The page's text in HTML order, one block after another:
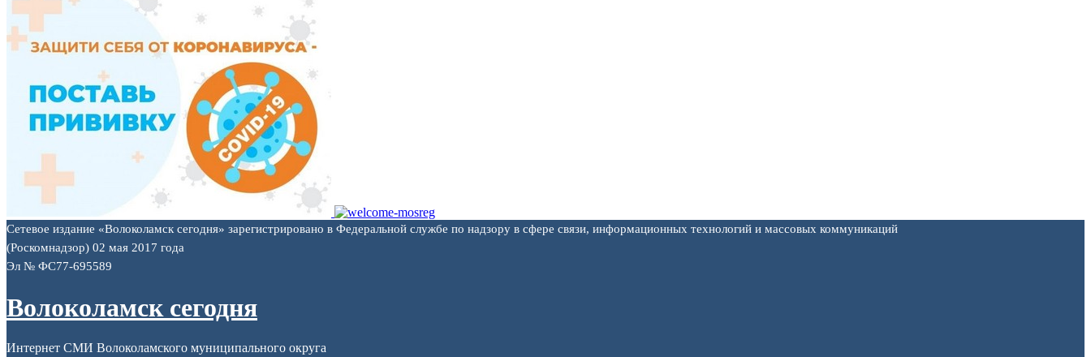
Сетевое издание «Волоколамск сегодня» зарегистрировано в Федеральной службе по надзору в сфере связи, информационных технологий и массовых коммуникаций
(Роскомнадзор) 02 мая 2017 года
Эл № ФС77-695589
Волоколамск сегодня
Интернет СМИ Волоколамского муниципального округа